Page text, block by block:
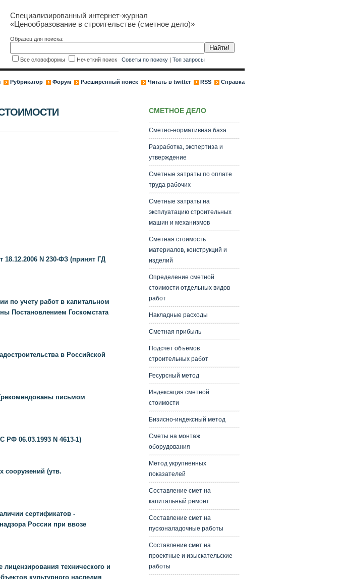
Специализированный интернет-журнал
«Ценообразование в строительстве (сметное дело)»
Образец для поиска:
Все словоформы Нечеткий поиск Советы по поиску| Топ запросы
Рубрикатор Форум Расширенный поиск Читать в twitter RSS Справка
18.12.2006 N 230-ФЗ (принят ГД
по учету работ в капитальном
Постановлением Госкомстата
в Российской
письмом
РФ 06.03.1993 N 4613-1)
сооружений (утв.
сертификатов -
России при ввозе
технического и
культурного наследия
СМЕТНОЕ ДЕЛО
Сметно-нормативная база
Разработка, экспертиза и
утверждение
Сметные затраты по оплате
труда рабочих
Сметные затраты на
эксплуатацию строительных
машин и механизмов
Сметная стоимость
материалов, конструкций и
изделий
Определение сметной
стоимости отдельных видов
работ
Накладные расходы
Сметная прибыль
Подсчет объёмов
строительных работ
Ресурсный метод
Индексация сметной
стоимости
Бизисно-индексный метод
Сметы на монтаж
оборудования
Метод укрупненных
показателей
Составление смет на
капитальный ремонт
Составление смет на
пусконаладочные работы
Составление смет на
проектные и изыскательские
работы